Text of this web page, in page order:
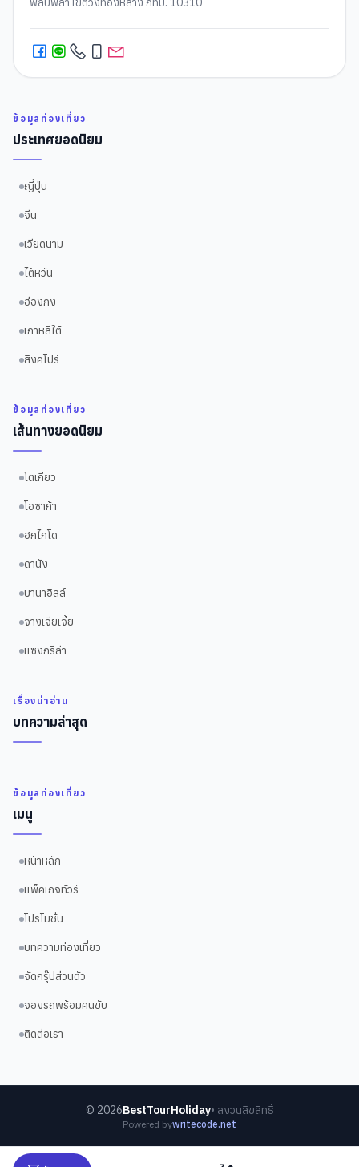
ข้อมูลท่องเที่ยว
ประเทศยอดนิยม
ญี่ปุ่น
จีน
เวียดนาม
ไต้หวัน
ฮ่องกง
เกาหลีใต้
สิงคโปร์
ข้อมูลท่องเที่ยว
เส้นทางยอดนิยม
โตเกียว
โอซาก้า
ฮกไกโด
ดานัง
บานาฮิลล์
จางเจียเจี้ย
แซงกรีล่า
เรื่องน่าอ่าน
บทความล่าสุด
ข้อมูลท่องเที่ยว
เมนู
หน้าหลัก
แพ็คเกจทัวร์
โปรโมชั่น
บทความท่องเที่ยว
จัดกรุ๊ปส่วนตัว
จองรถพร้อมคนขับ
ติดต่อเรา
© 2026BestTourHoliday• สงวนลิขสิทธิ์
Powered bywritecode.net